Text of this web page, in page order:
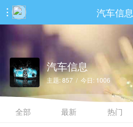
 汽车信息
汽车信息
主题: 857 / 今日: 1006
全部 最新 热门